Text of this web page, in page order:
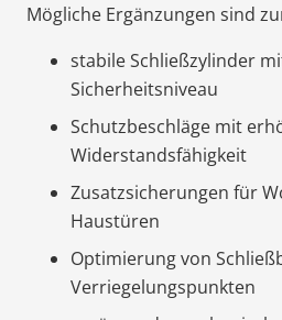
Mögliche Ergänzungen sind
stabile Schließzylinder
Sicherheitsniveau
Schutzbeschläge mit
Widerstandsfähigkeit
Zusatzsicherungen für
Haustüren
Optimierung von
Verriegelungspunkten